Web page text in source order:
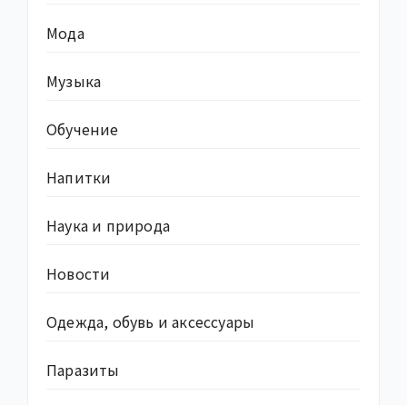
Мода
Музыка
Обучение
Напитки
Наука и природа
Новости
Одежда, обувь и аксессуары
Паразиты